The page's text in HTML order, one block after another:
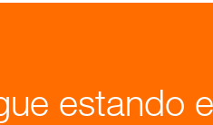
estando